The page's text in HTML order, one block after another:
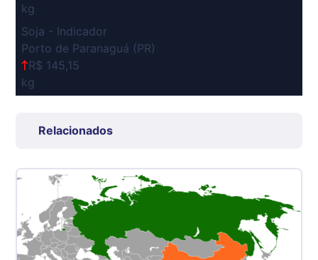
kg
Soja - Indicador
Porto de Paranaguá (PR)
R$ 145,15
kg
R$ 7,53
Suíno - Estadual
R$ 5,06
kg
Suíno - Estadual
Relacionados